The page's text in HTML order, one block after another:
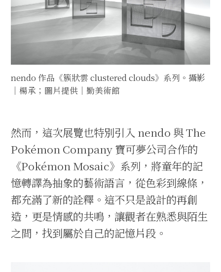
nendo 作品《簇狀雲 clustered clouds》系列。攝影
｜楊承；圖片提供｜勤美術館
然而，這次展覽也特別引入 nendo 與 The
Pokémon Company 寶可夢公司合作的
《Pokémon Mosaic》系列，將童年的記
憶轉譯為抽象的藝術語言，從色彩到線條，
都充滿了新的詮釋。這不只是設計的再創
造，更是情感的共鳴，讓觀者在熟悉與陌生
之間，找到屬於自己的記憶片段。